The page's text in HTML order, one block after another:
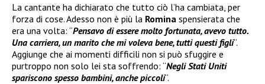
La cantante ha dichiarato che tutto ciò l’ha cambiata, per
forza di cose. Adesso non è più la Romina spensierata che
era una volta: “Pensavo di essere molto fortunata, avevo tutto.
Una carriera, un marito che mi voleva bene, tutti questi figli“.
Aggiunge che ai momenti difficili non si può sfuggire e
purtroppo non solo lei sta soffrendo: “Negli Stati Uniti
spariscono spesso bambini, anche piccoli“.